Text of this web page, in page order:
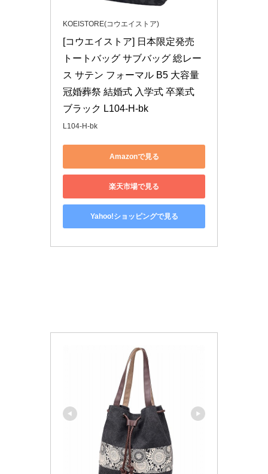
KOEISTORE(コウエイストア)
[コウエイストア] 日本限定発売
トートバッグ サブバッグ 総レー
ス サテン フォーマル B5 大容量
冠婚葬祭 結婚式 入学式 卒業式
ブラック L104-H-bk
L104-H-bk
Amazonで見る
楽天市場で見る
Yahoo!ショッピングで見る